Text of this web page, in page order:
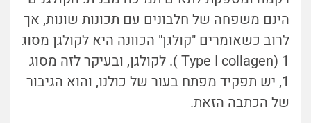
הינם משפחה של חלבונים עם תכונות שונות, אך
לרוב כשאומרים "קולגן" הכוונה היא לקולגן מסוג
1 (
Type I collagen). לקולגן, ובעיקר לזה מסוג
1, יש תפקיד מפתח בעור של כולנו, והוא הגיבור
של הכתבה הזאת.